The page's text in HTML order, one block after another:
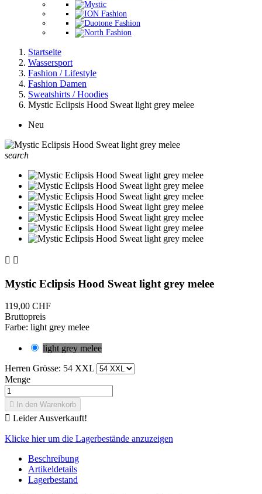
Startseite
Wassersport
Fashion / Lifestyle
Fashion Damen
Sweatshirts / Hoodies
Mystic Eclipsis Hood Sweat light grey melee
Neu
search
 
Mystic Eclipsis Hood Sweat light grey melee
119,00 CHF
Bruttopreis
Farbe: light grey melee
light grey melee
Herren Grösse: 54 XXL
Menge
 In den Warenkorb
 Leider Ausverkauft!
Klicke hier um die Lagerbestände anzuzeigen
Beschreibung
Artikeldetails
Lagerbestand